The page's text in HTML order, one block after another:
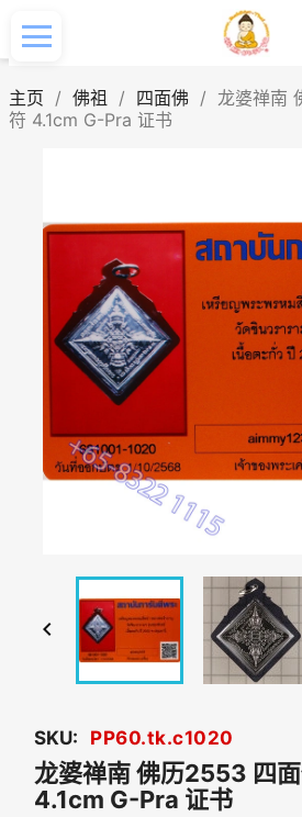
主页 佛祖 四面佛
龙婆禅南
符 4.1cm G-Pra 证书

SKU: PP60.tk.c1020
龙婆禅南 佛历2553 四
4.1cm G-Pra 证书